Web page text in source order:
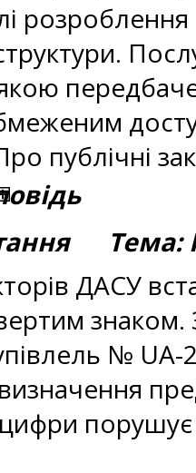
публічні
Тема:
ДАСУ
№